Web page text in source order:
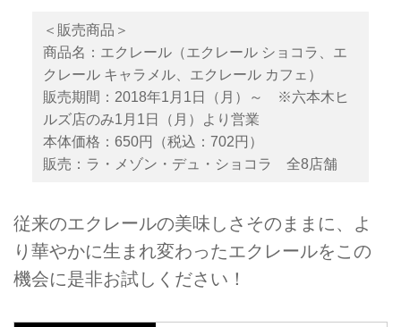
＜販売商品＞
商品名：エクレール（エクレール ショコラ、エ
クレール キャラメル、エクレール カフェ）
販売期間：2018年1月1日（月）～ ※六本木ヒ
ルズ店のみ1月1日（月）より営業
本体価格：650円（税込：702円）
販売：ラ・メゾン・デュ・ショコラ 全8店舗
従来のエクレールの美味しさそのままに、よ
り華やかに生まれ変わったエクレールをこの
機会に是非お試しください！